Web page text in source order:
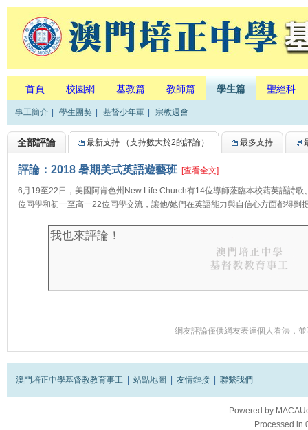
首頁 校園網 基教篇 教師篇 學生篇 聖經科
事工簡介 學生團契 基督少年軍 宗教週會
全部評論 最新支持 （支持數大於2的評論） 最多支持
評論：2018 暑期美式英語遊藝班 [查看全文]
6月19至22日，美國阿肯色州New Life Church有14位導師蒞臨本校藉英語詩
位同學和初一至高一22位同學交流，讓他/她們在英語能力與自信心方面都得到
網友評論僅供網友表達個人看法，
澳門培正中學基督教教育事工 站點地圖 友情鏈接 聯繫我們
Powered by
Processed in